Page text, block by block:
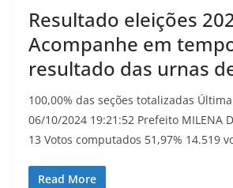
Resultado eleições
Acompanhe em
resultado das urnas
100,00% das seções totalizadas
06/10/2024 19:21:52 Prefeito MILENA
13 Votos computados 51,97% 14.519
Read More